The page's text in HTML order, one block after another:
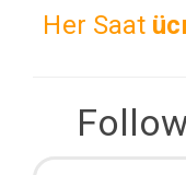
Her Saat